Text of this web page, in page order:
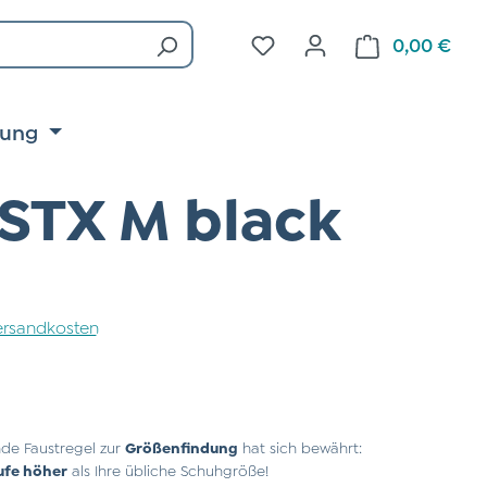
Du hast 0 Produkte auf
0,00 €
M black
Faustregel zur Größenfindung hat sich bewährt:
höher als Ihre übliche Schuhgröße!